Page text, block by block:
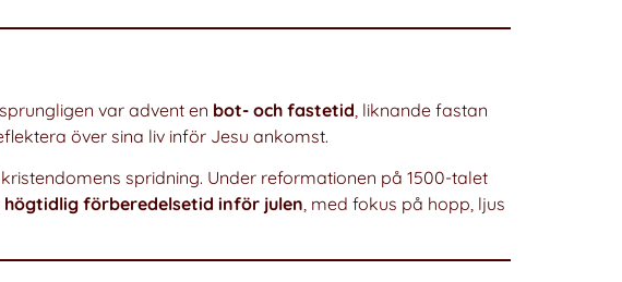
var advent en bot- och fastetid , liknande fastan
över sina liv inför Jesu ankomst.
spridning. Under reformationen på 1500-talet
högtidlig förberedelsetid inför julen, med fokus på hopp, ljus